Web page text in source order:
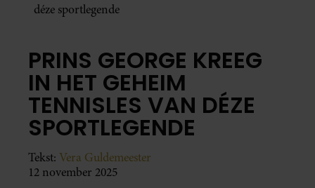
déze sportlegende
PRINS GEORGE KREEG
IN HET GEHEIM
TENNISLES VAN DÉZE
SPORTLEGENDE
Tekst: Vera Guldemeester
12 november 2025